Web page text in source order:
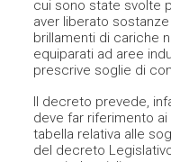
cui sono state svolte
aver liberato
brillamenti di cariche
equiparati ad aree
prescrive soglie di
Il decreto prevede,
deve far riferimento
tabella relativa alle
del decreto